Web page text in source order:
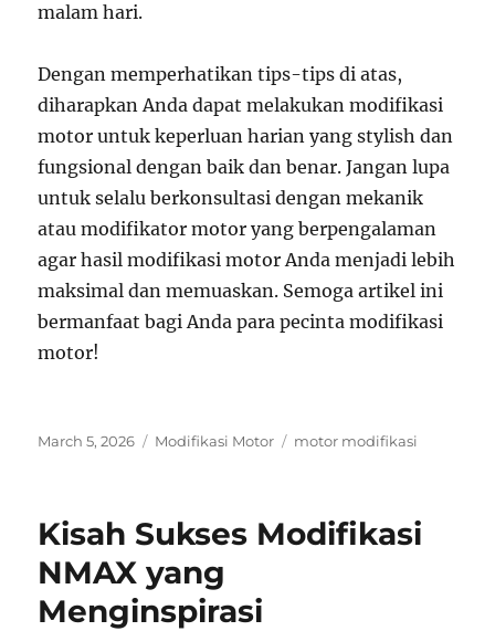
malam hari.
Dengan memperhatikan tips-tips di atas,
diharapkan Anda dapat melakukan modifikasi
motor untuk keperluan harian yang stylish dan
fungsional dengan baik dan benar. Jangan lupa
untuk selalu berkonsultasi dengan mekanik
atau modifikator motor yang berpengalaman
agar hasil modifikasi motor Anda menjadi lebih
maksimal dan memuaskan. Semoga artikel ini
bermanfaat bagi Anda para pecinta modifikasi
motor!
Posted
March 5, 2026 Categories
Modifikasi Motor Tags
motor modifikasi
Kisah Sukses Modifikasi
NMAX yang
Menginspirasi